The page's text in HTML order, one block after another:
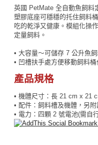
英國 PetMate 全自動魚飼料
塑膠底座可穩穩的托住飼料
吃的乾淨又健康。模組化操
定量飼料。
• 大容量～可儲存 7 公升魚
• 凹槽扶手處方便移動飼料
產品規格
• 機體尺寸：長 21 cm x 21
• 配件：飼料槽及機體，另
• 電力：四顆 2 號電池(需自